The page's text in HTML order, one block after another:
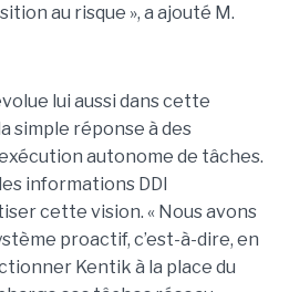
au risque », a ajouté M.
lui aussi dans cette
simple réponse à des
autonome de tâches.
informations DDI
cette vision. « Nous avons
proactif, c’est-à-dire, en
Kentik à la place du